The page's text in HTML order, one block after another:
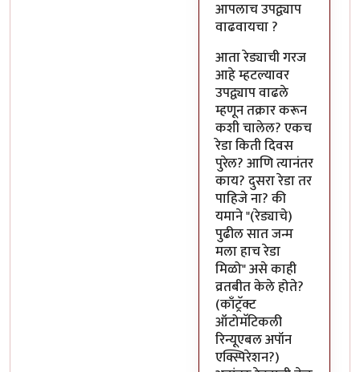
आपलाच उपद्व्याप
वाढवायचा ?
आता रेड्याची गरज
आहे म्हटल्यावर
उपद्व्याप वाढले
म्हणून तक्रार करून
कशी चालेल? एकच
रेडा किती दिवस
पुरेल? आणि त्यानंतर
काय? दुसरा रेडा तर
पाहिजे ना? की
यमाने "(रेड्याचे)
पुढील सात जन्म
मला हाच रेडा
मिळो" असे काही
व्रतबीत केले होते?
(काँट्रॅक्ट
ऑटोमॅटिकली
रिन्यूएबल अपॉन
एक्स्पिरेशन?)